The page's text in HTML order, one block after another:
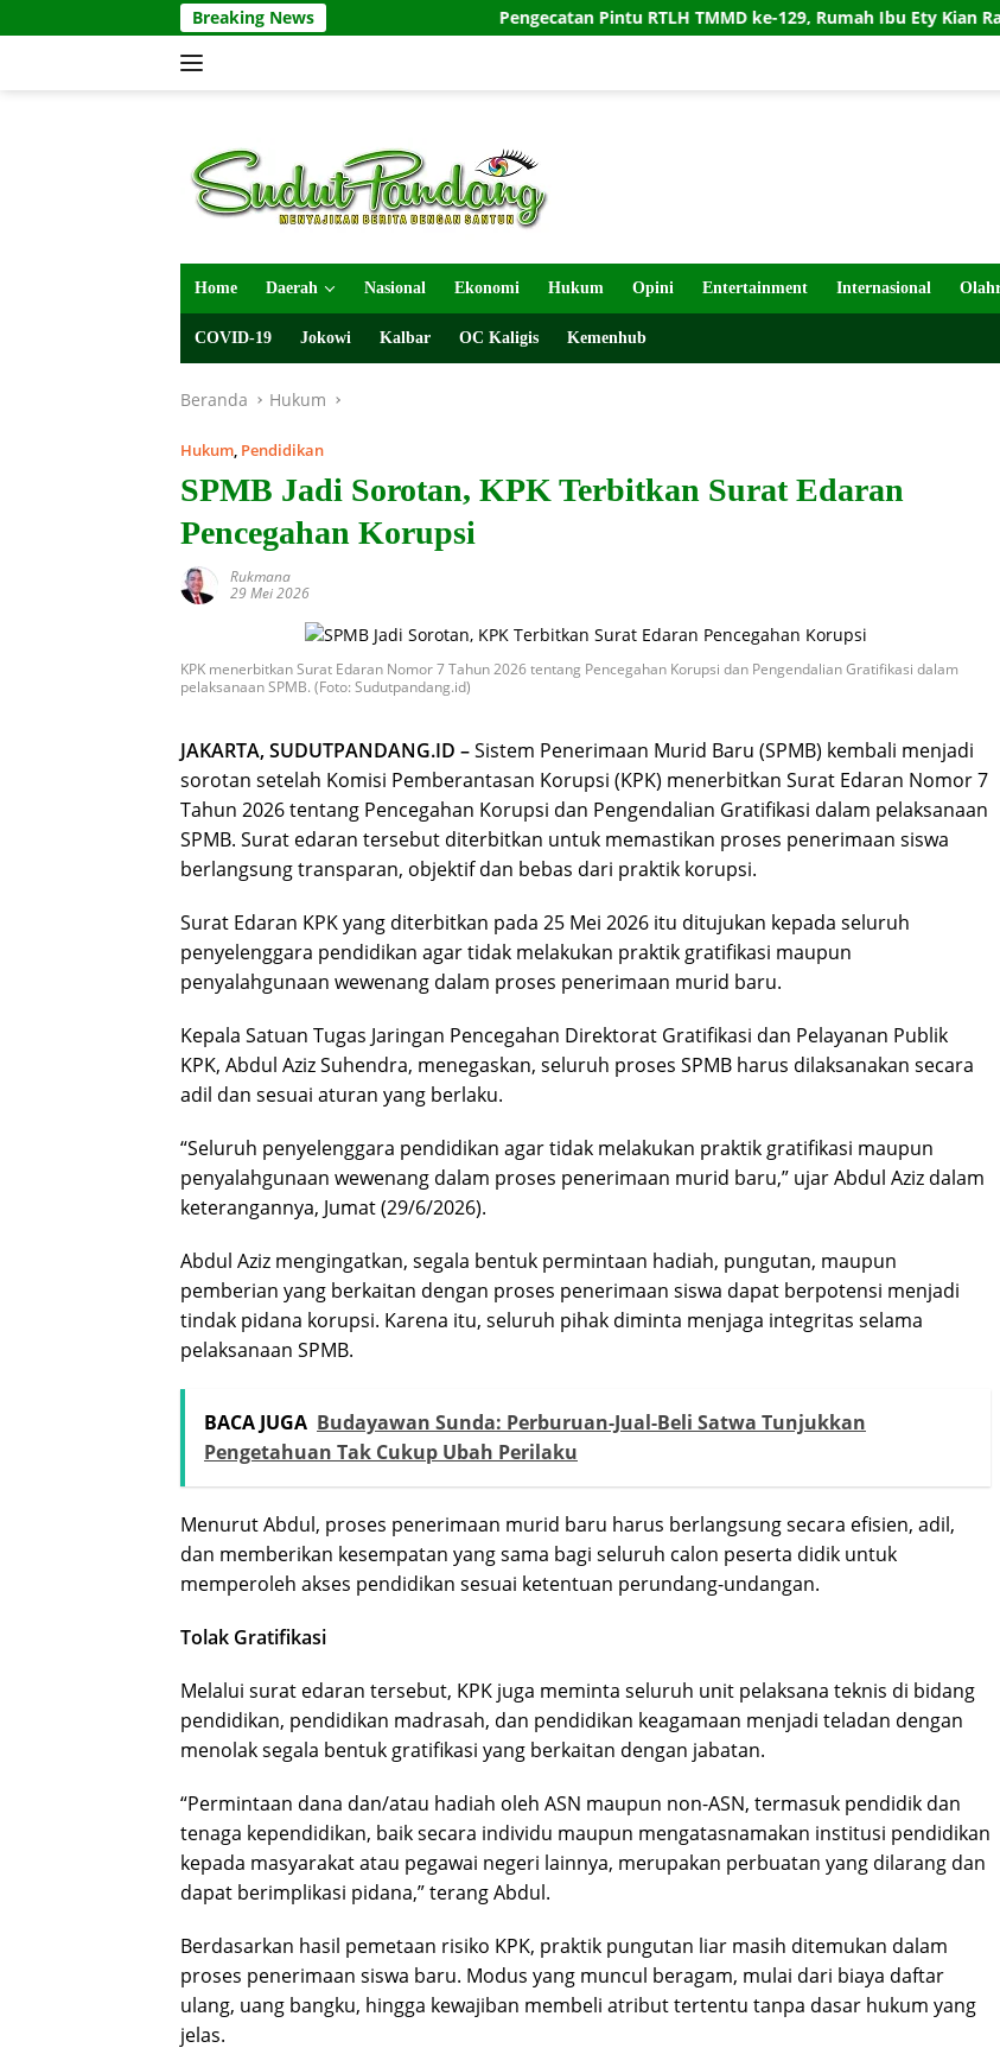
ke
Breaking News Pengecatan Pintu RTLH TMMD ke-129, Rumah Ibu Ety Kian Rapi dan Nyaman
Home Daerah Nasional Ekonomi Hukum Opini Entertainment Internasional
COVID-19 Jokowi Kalbar OC Kaligis Kemenhub
Beranda Hukum
Hukum, Pendidikan
SPMB Jadi Sorotan, KPK Terbitkan Surat Edaran
Pencegahan Korupsi
Rukmana
29 Mei 2026
KPK menerbitkan Surat Edaran Nomor 7 Tahun 2026 tentang Pencegahan Korupsi dan Pengendalian Gratifikasi dalam
pelaksanaan SPMB. (Foto: Sudutpandang.id)
JAKARTA, SUDUTPANDANG.ID –Sistem Penerimaan Murid Baru (SPMB) kembali menjadi
sorotan setelah Komisi Pemberantasan Korupsi (KPK) menerbitkan Surat Edaran Nomor 7
Tahun 2026 tentang Pencegahan Korupsi dan Pengendalian Gratifikasi dalam pelaksanaan
SPMB. Surat edaran tersebut diterbitkan untuk memastikan proses penerimaan siswa
berlangsung transparan, objektif dan bebas dari praktik korupsi.
Surat Edaran KPK yang diterbitkan pada 25 Mei 2026 itu ditujukan kepada seluruh
penyelenggara pendidikan agar tidak melakukan praktik gratifikasi maupun
penyalahgunaan wewenang dalam proses penerimaan murid baru.
Kepala Satuan Tugas Jaringan Pencegahan Direktorat Gratifikasi dan Pelayanan Publik
KPK, Abdul Aziz Suhendra, menegaskan, seluruh proses SPMB harus dilaksanakan secara
adil dan sesuai aturan yang berlaku.
“Seluruh penyelenggara pendidikan agar tidak melakukan praktik gratifikasi maupun
penyalahgunaan wewenang dalam proses penerimaan murid baru,” ujar Abdul Aziz dalam
keterangannya, Jumat (29/6/2026).
Abdul Aziz mengingatkan, segala bentuk permintaan hadiah, pungutan, maupun
pemberian yang berkaitan dengan proses penerimaan siswa dapat berpotensi menjadi
tindak pidana korupsi. Karena itu, seluruh pihak diminta menjaga integritas selama
pelaksanaan SPMB.
BACA JUGA Budayawan Sunda: Perburuan-Jual-Beli Satwa Tunjukkan
Pengetahuan Tak Cukup Ubah Perilaku
Menurut Abdul, proses penerimaan murid baru harus berlangsung secara efisien, adil,
dan memberikan kesempatan yang sama bagi seluruh calon peserta didik untuk
memperoleh akses pendidikan sesuai ketentuan perundang-undangan.
Tolak Gratifikasi
Melalui surat edaran tersebut, KPK juga meminta seluruh unit pelaksana teknis di bidang
pendidikan, pendidikan madrasah, dan pendidikan keagamaan menjadi teladan dengan
menolak segala bentuk gratifikasi yang berkaitan dengan jabatan.
“Permintaan dana dan/atau hadiah oleh ASN maupun non-ASN, termasuk pendidik dan
tenaga kependidikan, baik secara individu maupun mengatasnamakan institusi pendidikan
kepada masyarakat atau pegawai negeri lainnya, merupakan perbuatan yang dilarang dan
dapat berimplikasi pidana,” terang Abdul.
Berdasarkan hasil pemetaan risiko KPK, praktik pungutan liar masih ditemukan dalam
proses penerimaan siswa baru. Modus yang muncul beragam, mulai dari biaya daftar
ulang, uang bangku, hingga kewajiban membeli atribut tertentu tanpa dasar hukum yang
jelas.